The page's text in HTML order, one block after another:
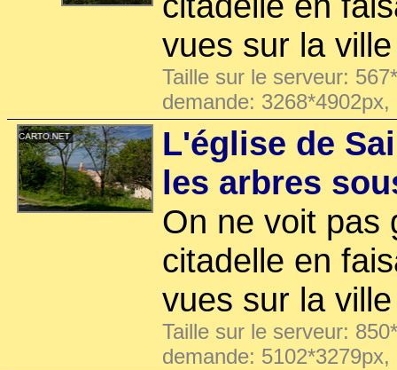
vues sur la
Taille sur le serveur:
demande:
L'église de
les arbres
On ne voit pas
citadelle en
vues sur la
Taille sur le serveur:
demande: